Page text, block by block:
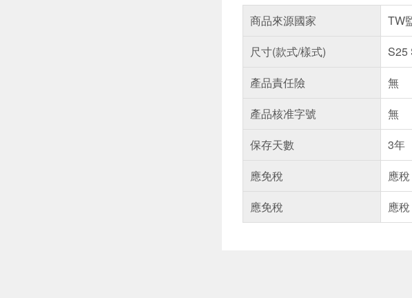
商品來源國家
TW
尺寸(款式/樣式)
S25
產品責任險
無
產品核准字號
無
保存天數
3年
應免稅
應稅
應免稅
應稅